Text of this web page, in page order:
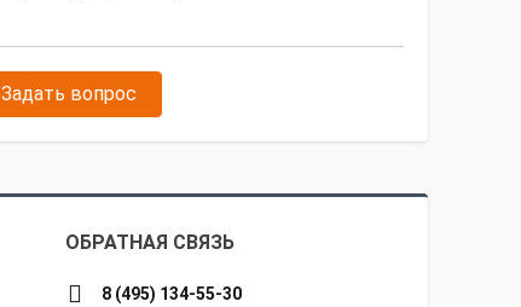
Задать вопрос
ОБРАТНАЯ СВЯЗЬ
8 (495) 134-55-30